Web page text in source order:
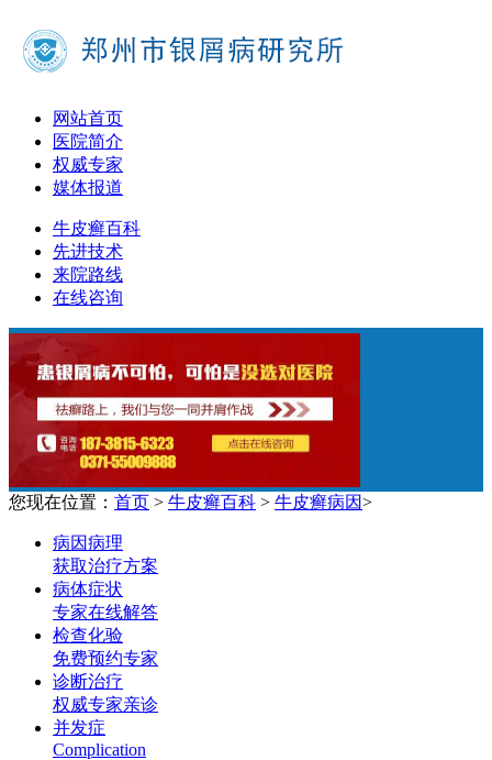
网站首页
医院简介
权威专家
媒体报道
牛皮癣百科
先进技术
来院路线
在线咨询
您现在位置： 首页 > 牛皮癣百科 > 牛皮癣病因>
病因病理
获取治疗方案
病体症状
专家在线解答
检查化验
免费预约专家
诊断治疗
权威专家亲诊
并发症
Complication